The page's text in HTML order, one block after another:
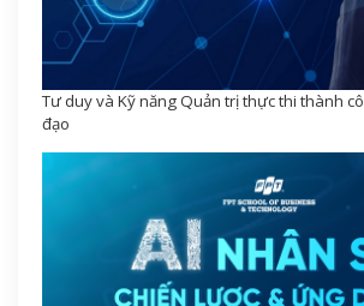
Tư duy và Kỹ năng Quản trị thực thi thành
đạo